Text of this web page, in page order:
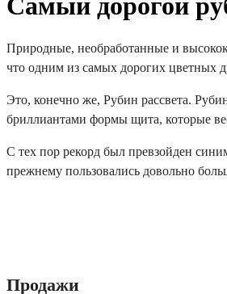
Самый дорогой
Природные, необработанные и
что одним из самых дорогих цветных
Это, конечно же, Рубин рассвета.
бриллиантами формы щита, которые
С тех пор рекорд был превзойден
прежнему пользовались довольно
Продажи